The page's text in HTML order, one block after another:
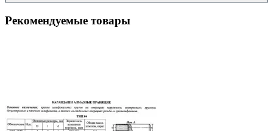
Рекомендуемые товары